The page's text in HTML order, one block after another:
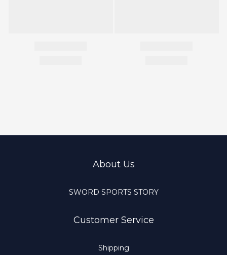
About Us
SWORD SPORTS STORY
Customer Service
Shipping